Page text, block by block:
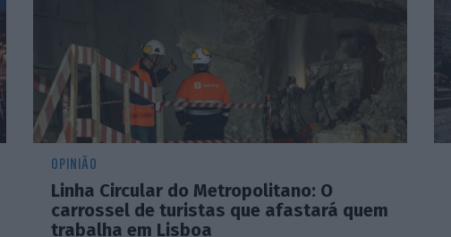
OPINIÃO
Linha Circular do Metropolitano: O
carrossel de turistas que afastará quem
trabalha em Lisboa